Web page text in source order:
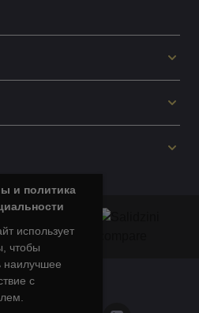
Balticsport.lv
и политика
использует
чтобы
наилучшее
с